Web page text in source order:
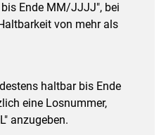
Ende MM/JJJJ", bei
von mehr als
haltbar bis Ende
eine Losnummer,
anzugeben.